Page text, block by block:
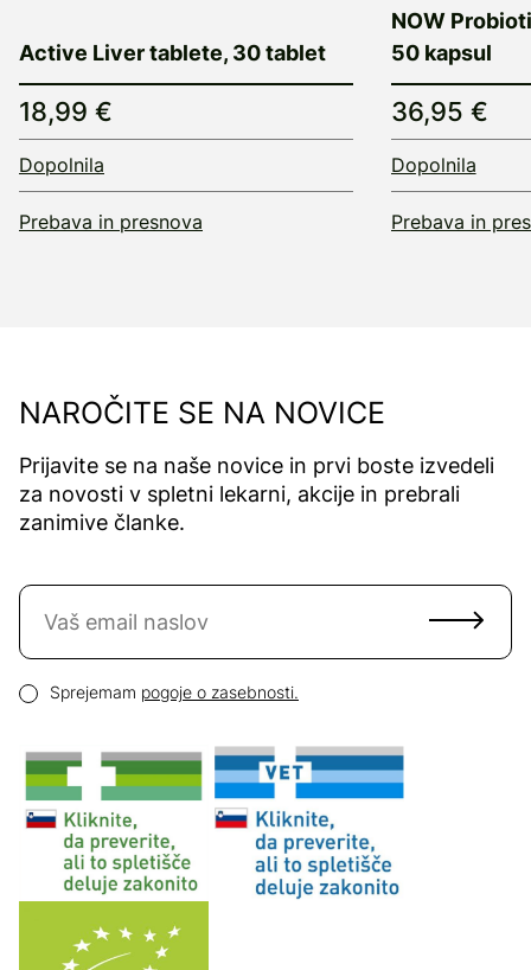
Active Liver tablete, 30 tablet
18,99 €
Dopolnila
Prebava in presnova
NOW
50 kapsul
36,95 €
Dopolnila
Prebava in
NAROČITE SE NA NOVICE
Prijavite se na naše novice in prvi boste izvedeli
za novosti v spletni lekarni, akcije in prebrali
zanimive članke.
Naročite se na novice
Pogoji zasebnosti
Sprejemam pogoje o zasebnosti.